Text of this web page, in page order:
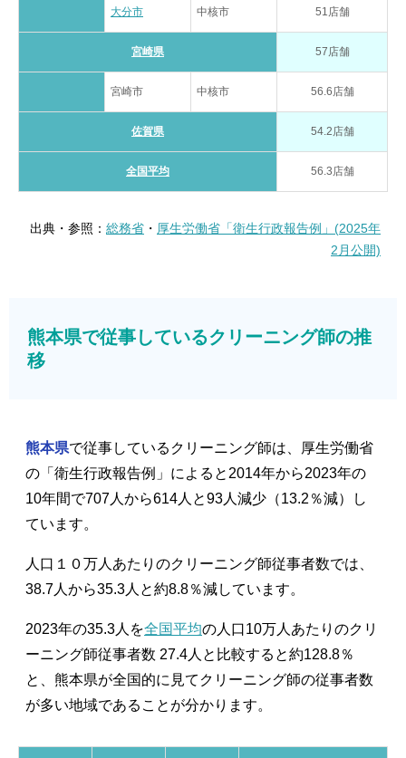
大分市 中核市 51店舗
宮崎県 57店舗
宮崎市 中核市 56.6店舗
佐賀県 54.2店舗
全国平均 56.3店舗
出典・参照： 総務省 ・ 厚生労働省「衛生行政報告例」(2025年
2月公開)
熊本県で従事しているクリーニング師の推
移
熊本県で従事しているクリーニング師は、厚生労働省
の「衛生行政報告例」によると2014年から2023年の
10年間で707人から614人と93人減少（13.2％減）し
ています。
人口１０万人あたりのクリーニング師従事者数では、
38.7人から35.3人と約8.8％減しています。
2023年の35.3人を全国平均の人口10万人あたりのクリ
ーニング師従事者数 27.4人と比較すると約128.8％
と、熊本県が全国的に見てクリーニング師の従事者数
が多い地域であることが分かります。